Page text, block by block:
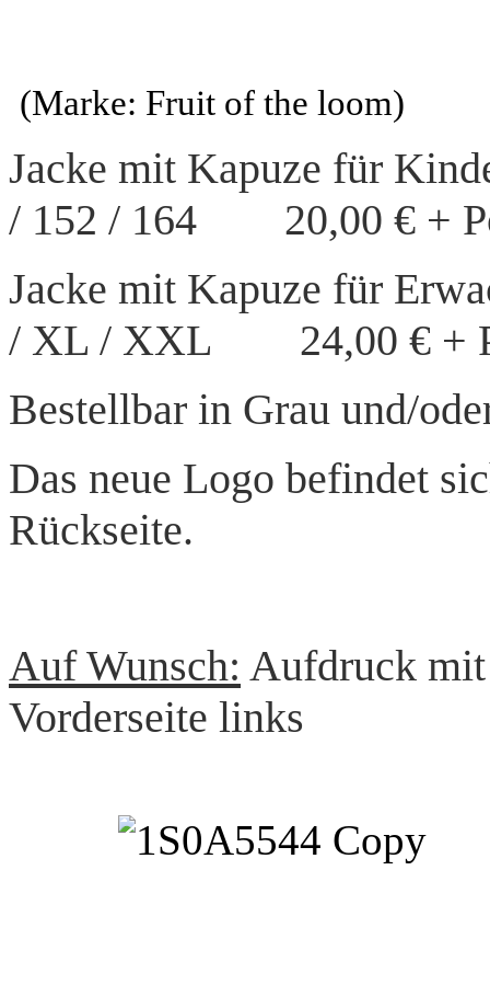
(Marke: Fruit of the loom)
Jacke mit Kapuze für
/ 152 / 164 20,00 € +
Jacke mit Kapuze für
/ XL / XXL 24,00 € +
Bestellbar in Grau und/
Das neue Logo befindet
Rückseite.
Auf Wunsch: Aufdruck
Vorderseite links